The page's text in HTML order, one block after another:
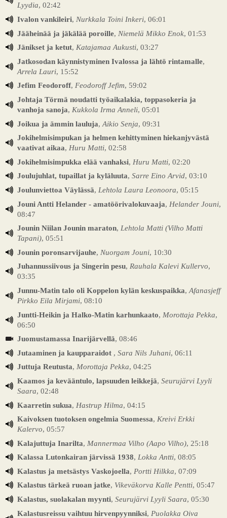
Lyydia, 02:42
Ivalon vankileiri, Nurkkala Toini Inkeri, 06:01
Jääheinää ja jäkälää poroille, Niemelä Mikko Enok, 01:53
Jänikset ja ketut, Katajamaa Aukusti, 03:27
Jatkosodan käynnistyminen Ivalossa ja lähtö rintamalle,
Arrela Lauri, 15:52
Jefim Feodoroff, Feodoroff Jefim, 59:02
Johtaja Törmä noudatti työaikalakia, toppasokeria ja
vanhoja sanoja, Kukkola Irma Anneli, 05:01
Joikua ja ämmin lauluja, Aikio Senja, 09:31
Jokihelmisimpukan ja helmen kehittyminen hiekanjyvästä
vaativat aikaa, Huru Matti, 02:58
Jokihelmisimpukka elää vanhaksi, Huru Matti, 02:20
Joulujuhlat, tupaillat ja kyläluuta, Sarre Eino Arvid, 03:10
Joulunviettoa Väylässä, Lehtola Laura Leonoora, 05:15
Jouni Antti Helander - amatöörivalokuvaaja, Helander Jouni,
08:47
Jounin Niilan Jounin maraton, Lehtola Matti (Vilho Matti
Tapani), 05:51
Jounin poronsarvijauhe, Nuorgam Jouni, 10:30
Juhannussiivous ja Singerin pesu, Rauhala Kalevi Kullervo,
03:35
Junnu-Matin talo oli Koppelon kylän keskuspaikka, Afanasjeff
Pirkko Eila Mirjami, 08:10
Juntti-Heikin ja Halko-Matin karhunkaato, Morottaja Pekka,
06:50
Juomustamassa Inarijärvellä, 08:46
Jutaaminen ja kaupparaidot , Sara Nils Juhani, 06:11
Juttuja Reutusta, Morottaja Pekka, 04:25
Kaamos ja kevääntulo, lapsuuden leikkejä, Seurujärvi Lyyli
Saara, 02:48
Kaarretin sukua, Hastrup Hilma, 04:15
Kaivoksen tuotoksen ongelmia Suomessa, Kreivi Erkki
Kalervo, 05:57
Kalajuttuja Inarilta, Mannermaa Vilho (Aapo Vilho), 25:18
Kalassa Lutonkairan järvissä 1938, Lokka Antti, 08:05
Kalastus ja metsästys Vaskojoella, Portti Hilkka, 07:09
Kalastus tärkeä ruoan jatke, Vikeväkorva Kalle Pentti, 05:47
Kalastus, suolakalan myynti, Seurujärvi Lyyli Saara, 05:30
Kalastusreissu vaihtuu hirvenpyynniksi, Puolakka Oiva